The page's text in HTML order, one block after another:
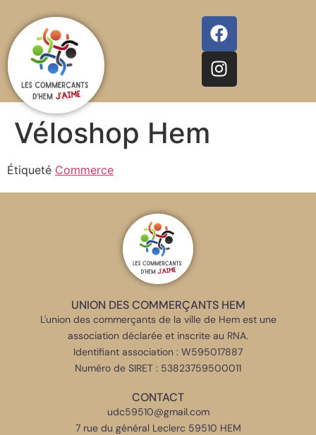
Véloshop Hem
Étiqueté Commerce
UNION DES COMMERÇANTS HEM
L'union des commerçants de la ville de Hem est une
association déclarée et inscrite au RNA.
Identifiant association : W595017887
Numéro de SIRET : 53823759500011
CONTACT
udc59510@gmail.com
7 rue du général Leclerc 59510 HEM